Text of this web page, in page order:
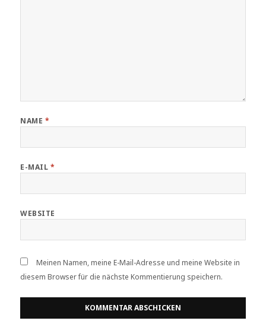
NAME *
E-MAIL *
WEBSITE
Meinen Namen, meine E-Mail-Adresse und meine Website in
diesem Browser für die nächste Kommentierung speichern.